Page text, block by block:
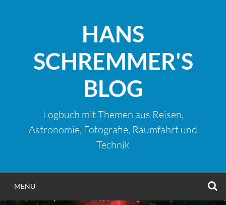
HANS
SCHREMMER'S
BLOG
Logbuch mit Themen aus Reisen,
Astronomie, Fotografie, Raumfahrt und
Technik
MENÜ